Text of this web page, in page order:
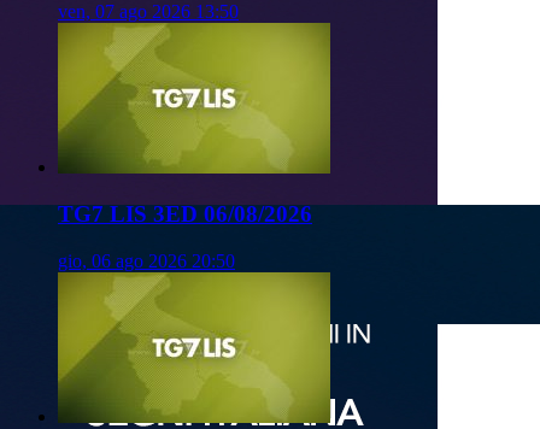
ven, 07 ago 2026 13:50
TG7 LIS 3ED 06/08/2026
gio, 06 ago 2026 20:50